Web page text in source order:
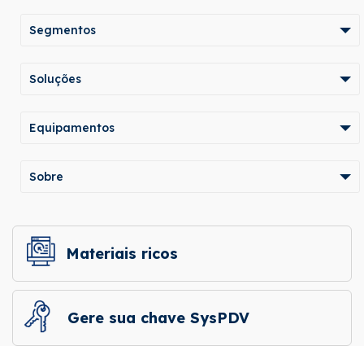
Segmentos
Soluções
Equipamentos
Sobre
Materiais ricos
Gere sua chave SysPDV